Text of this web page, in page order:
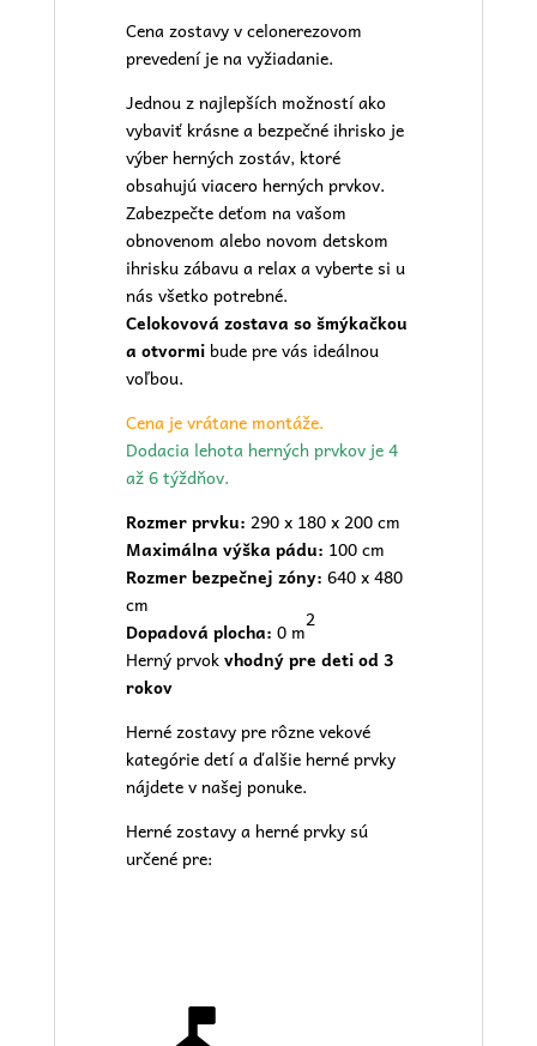
Cena zostavy v celonerezovom
prevedení je na vyžiadanie.
Jednou z najlepších možností ako
vybaviť krásne a bezpečné ihrisko je
výber herných zostáv, ktoré
obsahujú viacero herných prvkov.
Zabezpečte deťom na vašom
obnovenom alebo novomdetskom
ihriskuzábavu a relax a vyberte si u
nás všetko potrebné.
Celokovová zostava so šmýkačkou
a otvormi bude pre vás ideálnou
voľbou.
Cena je vrátane montáže.
Dodacia lehota herných prvkov je 4
až 6 týždňov.
Rozmer prvku: 290 x 180 x 200 cm
Maximálna výška pádu: 100 cm
Rozmer bezpečnej zóny:640 x 480
cm
Dopadová plocha: 0 m
2
Herný prvokvhodný pre deti od 3
rokov
Herné zostavy pre rôzne vekové
kategórie detí a ďalšie herné prvky
nájdete v našejponuke.
Herné zostavy a herné prvky sú
určené pre: